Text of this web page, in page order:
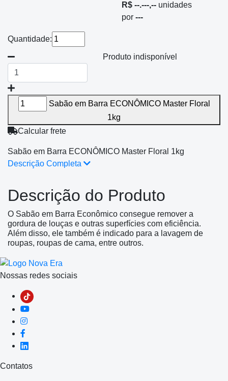
R$ --.---,-- unidades
por ---
Quantidade:
Produto indisponível
Sabão em Barra ECONÔMICO Master Floral
1kg
Calcular frete
Sabão em Barra ECONÔMICO Master Floral 1kg
Descrição Completa
Descrição do Produto
O Sabão em Barra Econômico consegue remover a
gordura de louças e outras superfícies com eficiência.
Além disso, ele também é indicado para a lavagem de
roupas, roupas de cama, entre outros.
Nossas redes sociais
Contatos